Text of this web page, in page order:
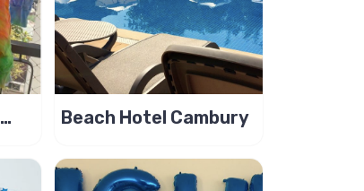
Beach Hotel Cambury